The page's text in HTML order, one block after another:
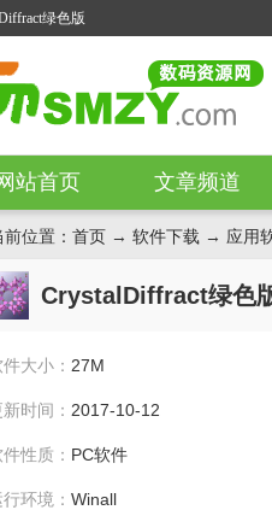
绿色版
站首页 文章频道
前位置： 首页 → 软件下载 → 应用
CrystalDiffract绿色
大小： 27M
新时间： 2017-10-12
性质： PC软件
环境： Winall